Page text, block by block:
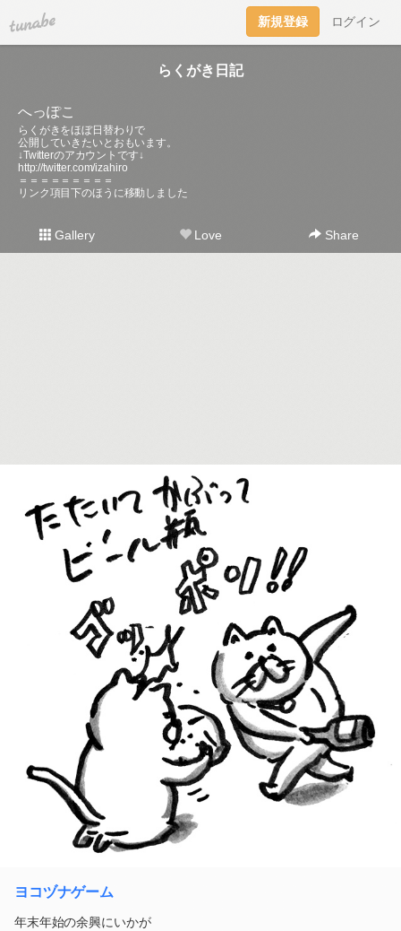
tuna.be 新規登録 ログイン
らくがき日記
へっぽこ
らくがきをほぼ日替わりで
公開していきたいとおもいます。
↓Twitterのアカウントです↓
http://twitter.com/izahiro
＝＝＝＝＝＝＝＝＝
リンク項目下のほうに移動しました
Gallery Love Share
ヨコヅナゲーム
年末年始の余興にいかが